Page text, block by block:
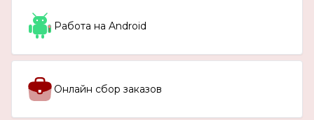
Работа на Android
Онлайн сбор заказов